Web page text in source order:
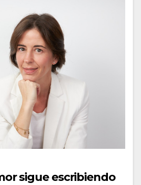
sigue escribiendo